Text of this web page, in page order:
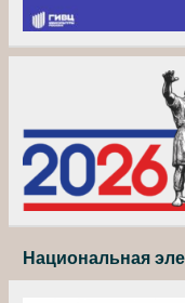
Национальная